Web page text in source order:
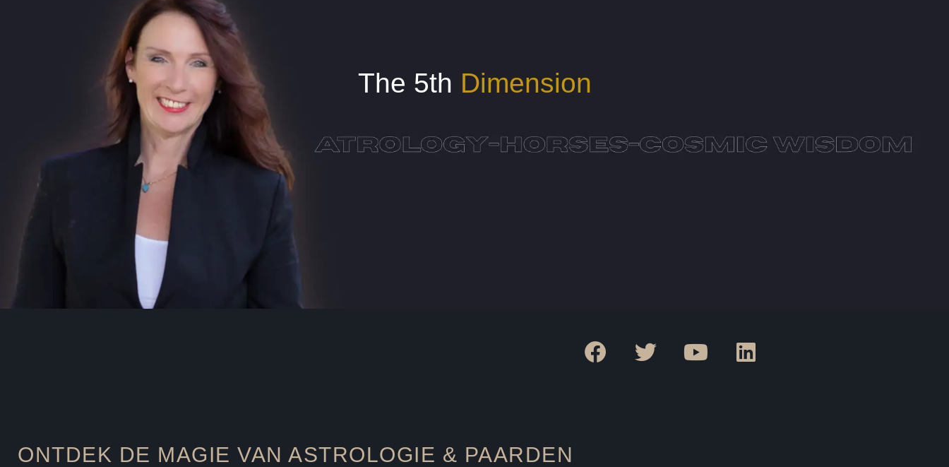
The 5th Dimension
ONTDEK DE MAGIE VAN ASTROLOGIE & PAARDEN